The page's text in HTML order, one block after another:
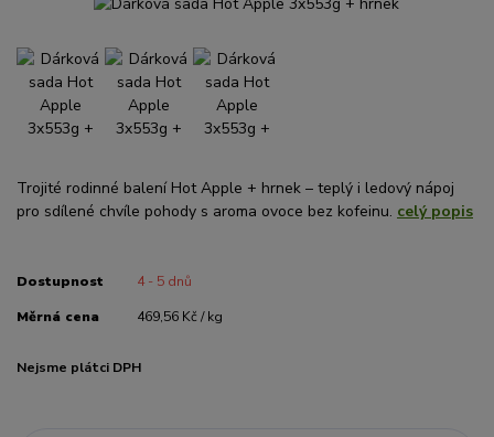
Trojité rodinné balení Hot Apple + hrnek – teplý i ledový nápoj
pro sdílené chvíle pohody s aroma ovoce bez kofeinu. celý popis
Dostupnost 4 - 5 dnů
Měrná cena 469,56 Kč / kg
Nejsme plátci DPH